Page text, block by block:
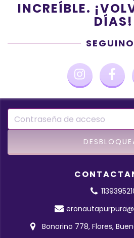
INCREÍBLE.
DÍAS!
Bonorino 778, Flores,